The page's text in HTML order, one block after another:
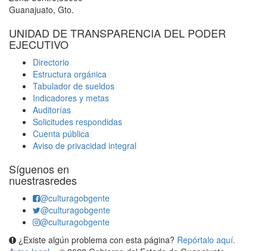
Guanajuato, Gto.
UNIDAD DE TRANSPARENCIA DEL PODER
EJECUTIVO
Directorio
Estructura orgánica
Tabulador de sueldos
Indicadores y metas
Auditorías
Solicitudes respondidas
Cuenta pública
Aviso de privacidad integral
Síguenos en
nuestrasredes
@culturagobgente
@culturagobgente
@culturagobgente
¿Existe algún problema con esta página? Repórtalo aquí.